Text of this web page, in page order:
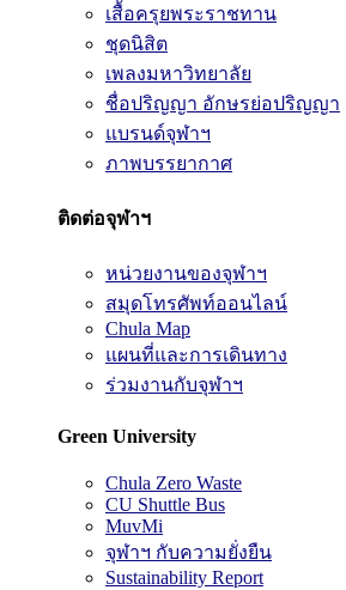
เสื้อครุยพระราชทาน
ชุดนิสิต
เพลงมหาวิทยาลัย
ชื่อปริญญา อักษรย่อปริญญา
แบรนด์จุฬาฯ
ภาพบรรยากาศ
ติดต่อจุฬาฯ
หน่วยงานของจุฬาฯ
สมุดโทรศัพท์ออนไลน์
Chula Map
แผนที่และการเดินทาง
ร่วมงานกับจุฬาฯ
Green University
Chula Zero Waste
CU Shuttle Bus
MuvMi
จุฬาฯ กับความยั่งยืน
Sustainability Report